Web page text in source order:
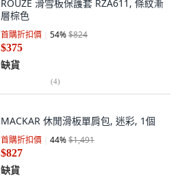
ROUZE 滑雪板保護套 RZA611, 條紋漸
層棕色
首購折扣價 54%$824
$375
缺貨
(4)
MACKAR 休閒滑板單肩包, 迷彩, 1個
首購折扣價 44%$1,491
$827
缺貨